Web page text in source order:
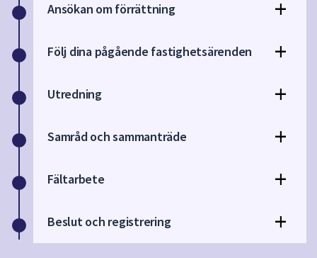
Ansökan om förrättning
Följ dina pågående fastighetsärenden
Utredning
Samråd och sammanträde
Fältarbete
Beslut och registrering